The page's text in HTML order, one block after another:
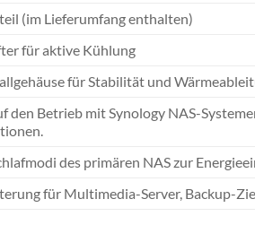
(im Lieferumfang enthalten)
für aktive Kühlung
für Stabilität und
den Betrieb mit Synology NAS-
des primären NAS zur
für Multimedia-Server, Backup-